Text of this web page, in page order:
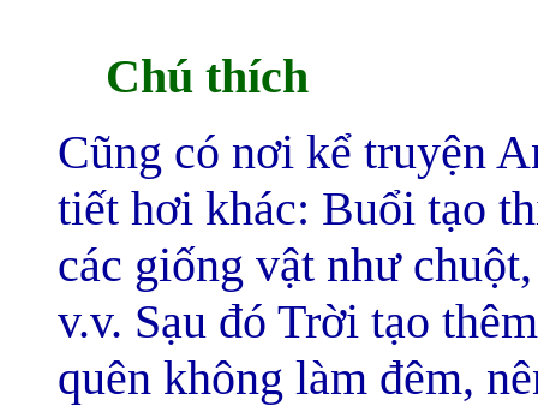
Chú thích
Cũng có nơi kể truyện
tiết hơi khác: Buổi tạo
các giống vật như
v.v. Sạu đó Trời tạo
quên không làm đêm,